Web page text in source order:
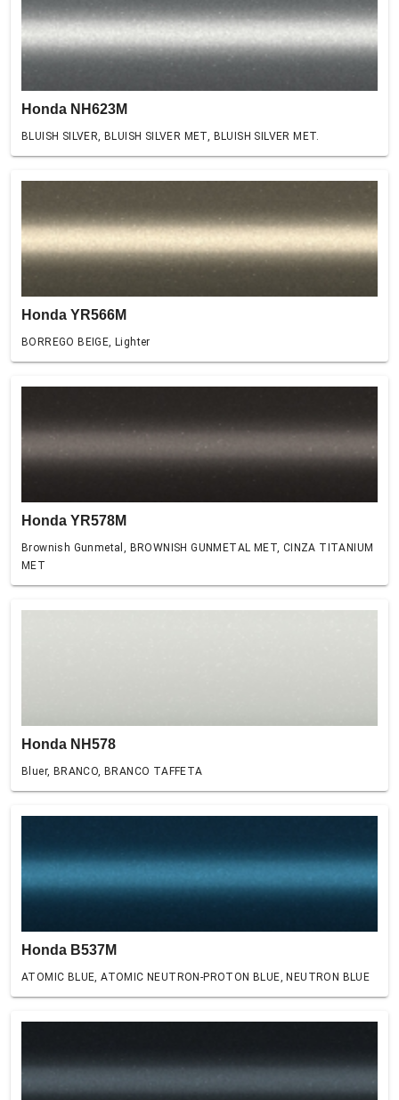
Honda NH623M
BLUISH SILVER, BLUISH SILVER MET, BLUISH SILVER MET.
Honda YR566M
BORREGO BEIGE, Lighter
Honda YR578M
Brownish Gunmetal, BROWNISH GUNMETAL MET, CINZA TITANIUM
MET
Honda NH578
Bluer, BRANCO, BRANCO TAFFETA
Honda B537M
ATOMIC BLUE, ATOMIC NEUTRON-PROTON BLUE, NEUTRON BLUE